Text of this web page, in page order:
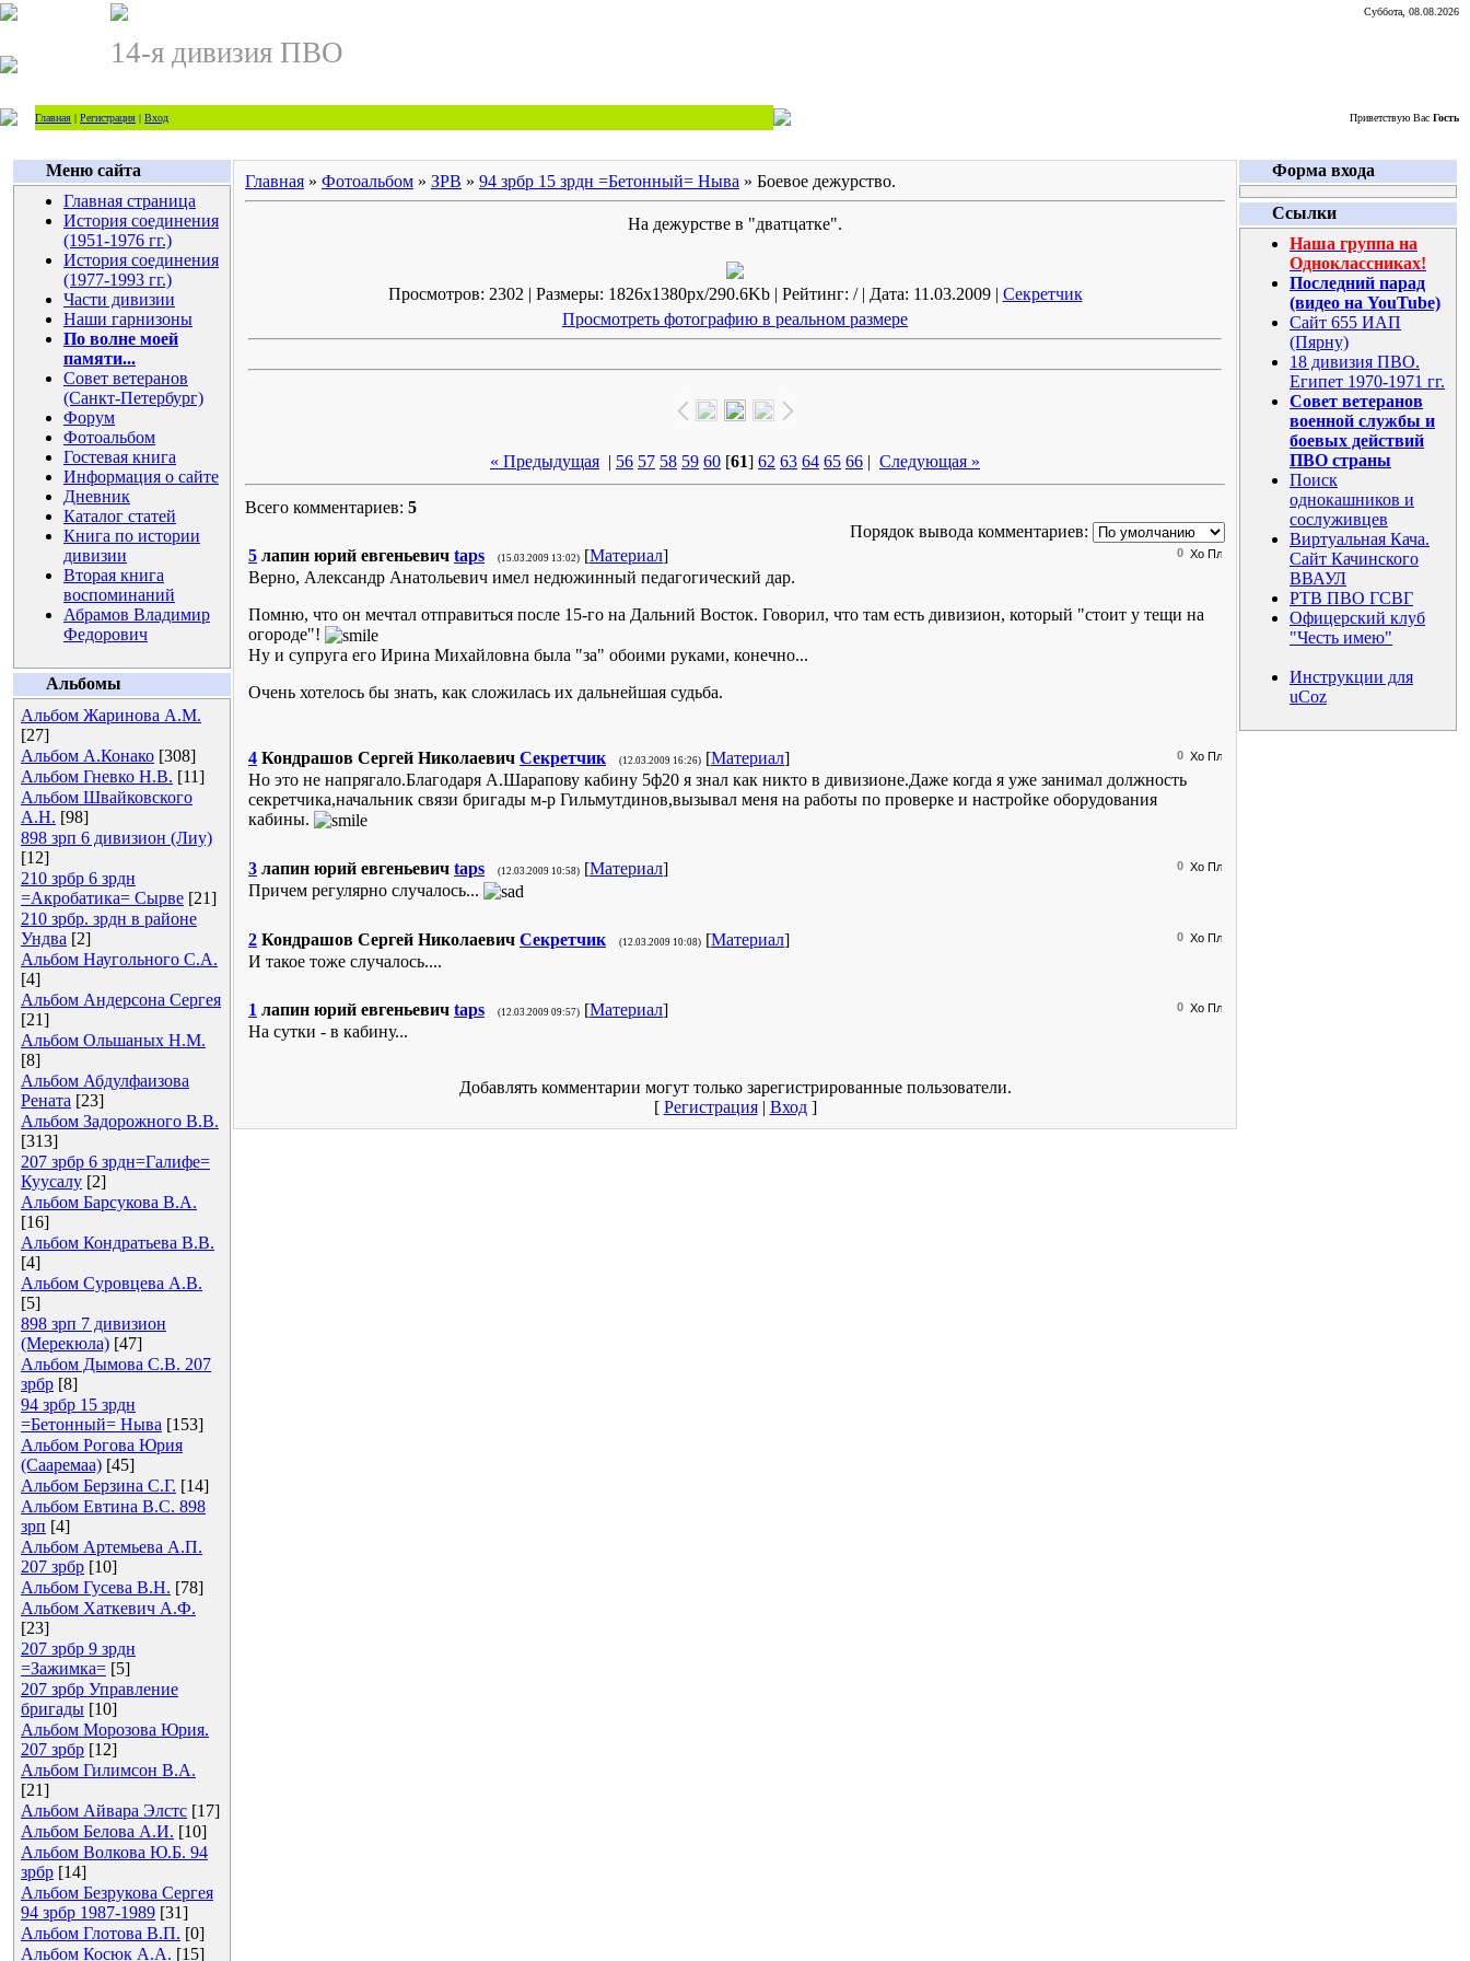
Суббота, 08.08.2026
14-я дивизия ПВО
Главная | Регистрация | Вход Приветствую Вас Гость
Меню сайта
Главная страница
История соединения
(1951-1976 гг.)
История соединения
(1977-1993 гг.)
Части дивизии
Наши гарнизоны
По волне моей
памяти...
Совет ветеранов
(Санкт-Петербург)
Форум
Фотоальбом
Гостевая книга
Информация о сайте
Дневник
Каталог статей
Книга по истории
дивизии
Вторая книга
воспоминаний
Абрамов Владимир
Федорович
Альбомы
Альбом Жаринова А.М.
[27]
Альбом А.Конако [308]
Альбом Гневко Н.В. [11]
Альбом Швайковского
А.Н. [98]
898 зрп 6 дивизион (Лиу)
[12]
210 зрбр 6 зрдн
=Акробатика= Сырве [21]
210 зрбр. зрдн в районе
Ундва [2]
Альбом Наугольного С.А.
[4]
Альбом Андерсона Сергея
[21]
Альбом Ольшаных Н.М.
[8]
Альбом Абдулфаизова
Рената [23]
Альбом Задорожного В.В.
[313]
207 зрбр 6 зрдн=Галифе=
Куусалу [2]
Альбом Барсукова В.А.
[16]
Альбом Кондратьева В.В.
[4]
Альбом Суровцева А.В.
[5]
898 зрп 7 дивизион
(Мерекюла) [47]
Альбом Дымова С.В. 207
зрбр [8]
94 зрбр 15 зрдн
=Бетонный= Ныва [153]
Альбом Рогова Юрия
(Сааремаа) [45]
Альбом Берзина С.Г. [14]
Альбом Евтина В.С. 898
зрп [4]
Альбом Артемьева А.П.
207 зрбр [10]
Альбом Гусева В.Н. [78]
Альбом Хаткевич А.Ф.
[23]
207 зрбр 9 зрдн
=Зажимка= [5]
207 зрбр Управление
бригады [10]
Альбом Морозова Юрия.
207 зрбр [12]
Альбом Гилимсон В.А.
[21]
Альбом Айвара Элстс [17]
Альбом Белова А.И. [10]
Альбом Волкова Ю.Б. 94
зрбр [14]
Альбом Безрукова Сергея
94 зрбр 1987-1989 [31]
Альбом Глотова В.П. [0]
Альбом Косюк А.А. [15]
Главная » Фотоальбом » ЗРВ » 94 зрбр 15 зрдн =Бетонный= Ныва » Боевое дежурство.
На дежурстве в "дватцатке".
Просмотров: 2302 | Размеры: 1826x1380px/290.6Kb | Рейтинг: / | Дата: 11.03.2009 | Секретчик
Просмотреть фотографию в реальном размере
« Предыдущая | 56 57 58 59 60 [61] 62 63 64 65 66 | Следующая »
Всего комментариев: 5
Порядок вывода комментариев:
0
5 лапин юрий евгеньевич taps (15.03.2009 13:02) [Материал]
Верно, Александр Анатольевич имел недюжинный педагогический дар.
Помню, что он мечтал отправиться после 15-го на Дальний Восток. Говорил, что там есть дивизион, который "стоит у тещи на
огороде"!
Ну и супруга его Ирина Михайловна была "за" обоими руками, конечно...
Очень хотелось бы знать, как сложилась их дальнейшая судьба.
0
4 Кондрашов Сергей Николаевич Секретчик (12.03.2009 16:26) [Материал]
Но это не напрягало.Благодаря А.Шарапову кабину 5ф20 я знал как никто в дивизионе.Даже когда я уже занимал должность
секретчика,начальник связи бригады м-р Гильмутдинов,вызывал меня на работы по проверке и настройке оборудования
кабины.
0
3 лапин юрий евгеньевич taps (12.03.2009 10:58) [Материал]
Причем регулярно случалось...
0
2 Кондрашов Сергей Николаевич Секретчик (12.03.2009 10:08) [Материал]
И такое тоже случалось....
0
1 лапин юрий евгеньевич taps (12.03.2009 09:57) [Материал]
На сутки - в кабину...
Добавлять комментарии могут только зарегистрированные пользователи.
[ Регистрация| Вход]
Форма входа
Ссылки
Наша группа на
Одноклассниках!
Последний парад
(видео на YouTube)
Сайт 655 ИАП
(Пярну)
18 дивизия ПВО.
Египет 1970-1971 гг.
Совет ветеранов
военной службы и
боевых действий
ПВО страны
Поиск
однокашников и
сослуживцев
Виртуальная Кача.
Сайт Качинского
ВВАУЛ
РТВ ПВО ГСВГ
Офицерский клуб
"Честь имею"
Инструкции для
uCoz